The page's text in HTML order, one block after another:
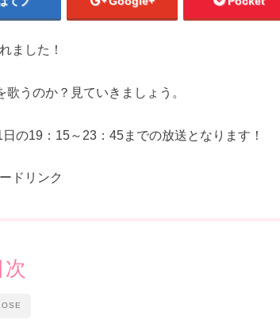
ました！
うのか？見ていきましょう。
の19：15～23：45までの放送となります！
ドリンク
次